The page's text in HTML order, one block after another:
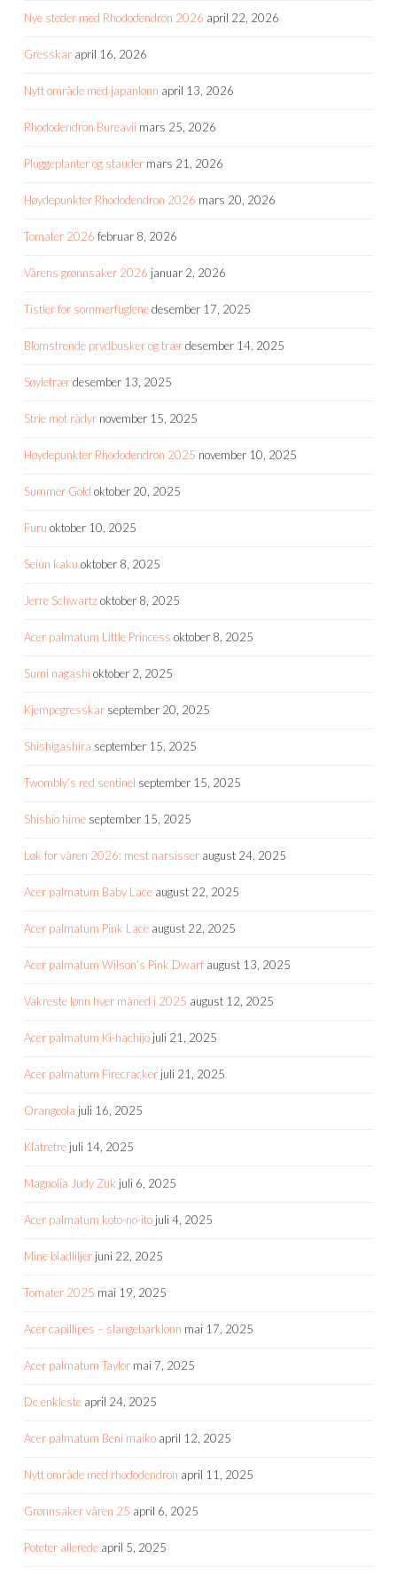
Nye steder med Rhododendron 2026 april 22, 2026
Gresskar april 16, 2026
Nytt område med japanlønn april 13, 2026
Rhododendron Bureavii mars 25, 2026
Pluggeplanter og stauder mars 21, 2026
Høydepunkter Rhododendron 2026 mars 20, 2026
Tomater 2026 februar 8, 2026
Vårens grønnsaker 2026 januar 2, 2026
Tistler for sommerfuglenedesember 17, 2025
Blomstrende prydbusker og trærdesember 14, 2025
Søyletrærdesember 13, 2025
Strie mot rådyr november 15, 2025
Høydepunkter Rhododendron 2025 november 10, 2025
Summer Gold oktober 20, 2025
Furu oktober 10, 2025
Seiun kaku oktober 8, 2025
Jerre Schwartzoktober 8, 2025
Acer palmatum Little Princess oktober 8, 2025
Sumi nagashi oktober 2, 2025
Kjempegresskar september 20, 2025
Shishigashira september 15, 2025
Twombly’s red sentinel september 15, 2025
Shishio hime september 15, 2025
Løk for våren 2026: mest narsisser august 24, 2025
Acer palmatum Baby Lace august 22, 2025
Acer palmatum Pink Lace august 22, 2025
Acer palmatum Wilson’s Pink Dwarf august 13, 2025
Vakreste lønn hver måned i 2025 august 12, 2025
Acer palmatum Ki-hachijo juli 21, 2025
Acer palmatum Firecracker juli 21, 2025
Orangeola juli 16, 2025
Klatretre juli 14, 2025
Magnolia Judy Zuk juli 6, 2025
Acer palmatum koto-no-ito juli 4, 2025
Mine bladliljer juni 22, 2025
Tomater 2025 mai 19, 2025
Acer capillipes – slangebarklønn mai 17, 2025
Acer palmatum Taylor mai 7, 2025
De enkleste april 24, 2025
Acer palmatum Beni maiko april 12, 2025
Nytt område med rhododendron april 11, 2025
Grønnsaker våren 25 april 6, 2025
Poteter allerede april 5, 2025